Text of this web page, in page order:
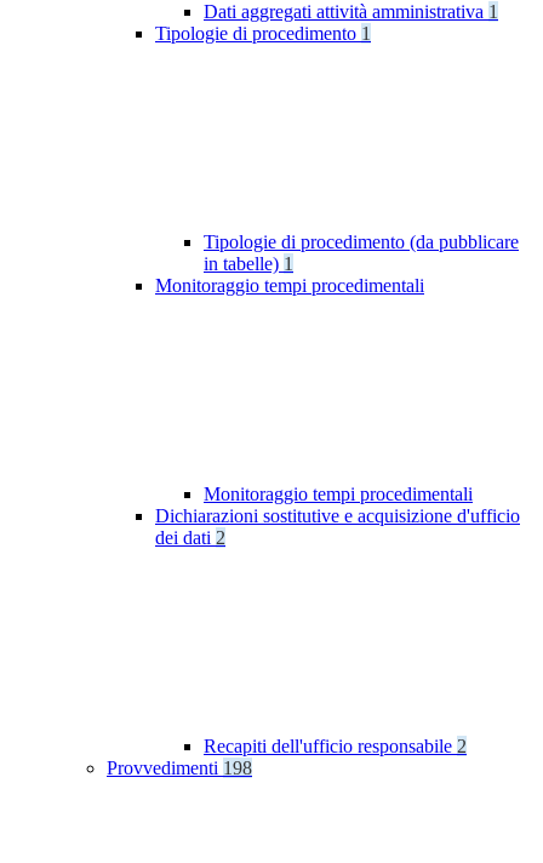
Dati aggregati attività amministrativa 1
Tipologie di procedimento 1
Tipologie di procedimento (da pubblicare
in tabelle) 1
Monitoraggio tempi procedimentali
Monitoraggio tempi procedimentali
Dichiarazioni sostitutive e acquisizione d'ufficio
dei dati 2
Recapiti dell'ufficio responsabile 2
Provvedimenti 198